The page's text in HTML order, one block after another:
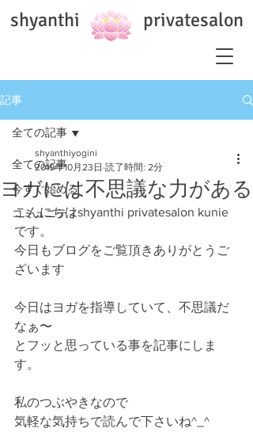
shyanthi privatesalon
記事
全ての記事
今すぐ始める
コミュニティ
全ての記事
ヨガには不思議な力がある
shyanthiyogini
2019年10月23日 読了時間: 2分
こんにちはshyanthi privatesalon kunie
です。
今日もブログをご覧頂きありがとうご
ざいます
今日はヨガを指導していて、不思議だ
なぁ〜
とフッと思っている事を記事にしま
す。
私のつぶやきなので
気軽な気持ちで読んで下さいね^_^